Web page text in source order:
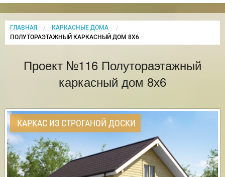
ГЛАВНАЯ
КАРКАСНЫЕ ДОМА
CURRENT:
ПОЛУТОРАЭТАЖНЫЙ КАРКАСНЫЙ ДОМ 8Х6
Проект №116 Полутораэтажный
каркасный дом 8х6
КАРКАС ИЗ СТРОГАНОЙ ДОСКИ